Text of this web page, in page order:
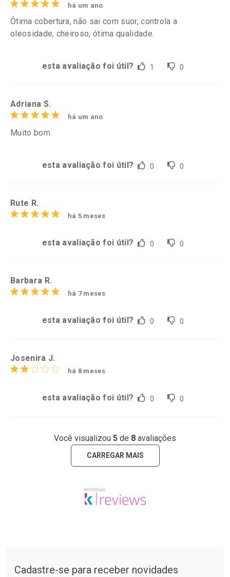
há um ano
Ótima cobertura, não sai com suor, controla a
oleosidade, cheiroso, ótima qualidade.
esta avaliação foi útil? 1 0
Adriana S.
há um ano
Muito bom
esta avaliação foi útil? 0 0
Rute R.
há 5 meses
esta avaliação foi útil? 0 0
Barbara R.
há 7 meses
esta avaliação foi útil? 0 0
Josenira J.
há 8 meses
esta avaliação foi útil? 0 0
Você visualizou 5 de 8 avaliações
CARREGAR MAIS
Cadastre-se para receber novidades